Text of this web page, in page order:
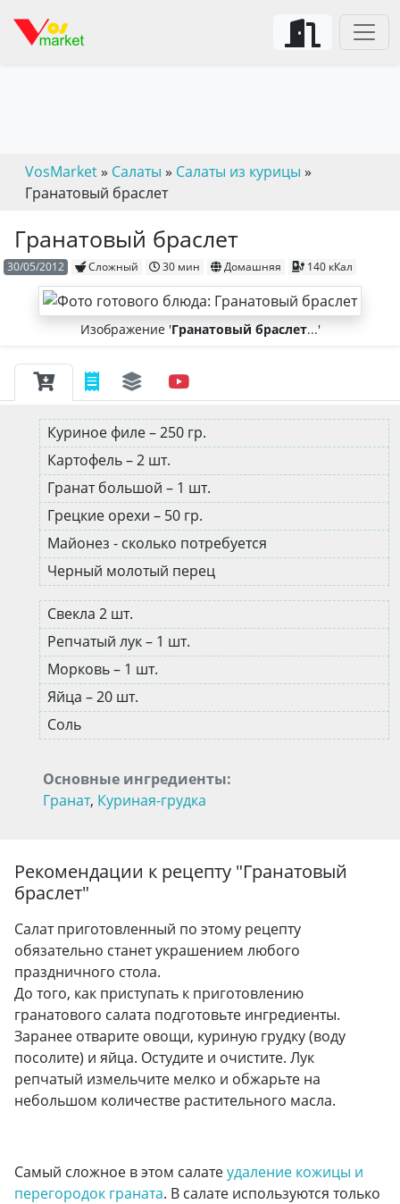
VosMarket» Салаты » Салаты из курицы »
Гранатовый браслет
Гранатовый браслет
30/05/2012 Сложный 30 мин Домашняя 140 кКал
Изображение 'Гранатовый браслет...'
Куриное филе – 250 гр.
Картофель – 2 шт.
Гранат большой – 1 шт.
Грецкие орехи – 50 гр.
Майонез - сколько потребуется
Черный молотый перец
Свекла 2 шт.
Репчатый лук – 1 шт.
Морковь – 1 шт.
Яйца – 20 шт.
Соль
Основные ингредиенты:
Гранат, Куриная-грудка
Рекомендации к рецепту "Гранатовый
браслет"
Салат приготовленный по этому рецепту
обязательно станет украшением любого
праздничного стола.
До того, как приступать к приготовлению
гранатового салата подготовьте ингредиенты.
Заранее отварите овощи, куриную грудку (воду
посолите) и яйца. Остудите и очистите. Лук
репчатый измельчите мелко и обжарьте на
небольшом количестве растительного масла.
Самый сложное в этом салатеудаление кожицы и
перегородок граната. В салате используются только